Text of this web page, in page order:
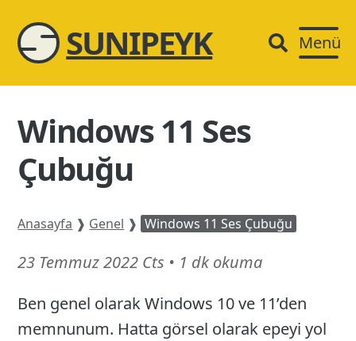
SUNIPEYK Menü
Windows 11 Ses
Çubuğu
Anasayfa ❱ Genel ❱ Windows 11 Ses Çubuğu
23 Temmuz 2022 Cts 14
26
• 1 dk okuma
Ben genel olarak Windows 10 ve 11’den
memnunum. Hatta görsel olarak epeyi yol